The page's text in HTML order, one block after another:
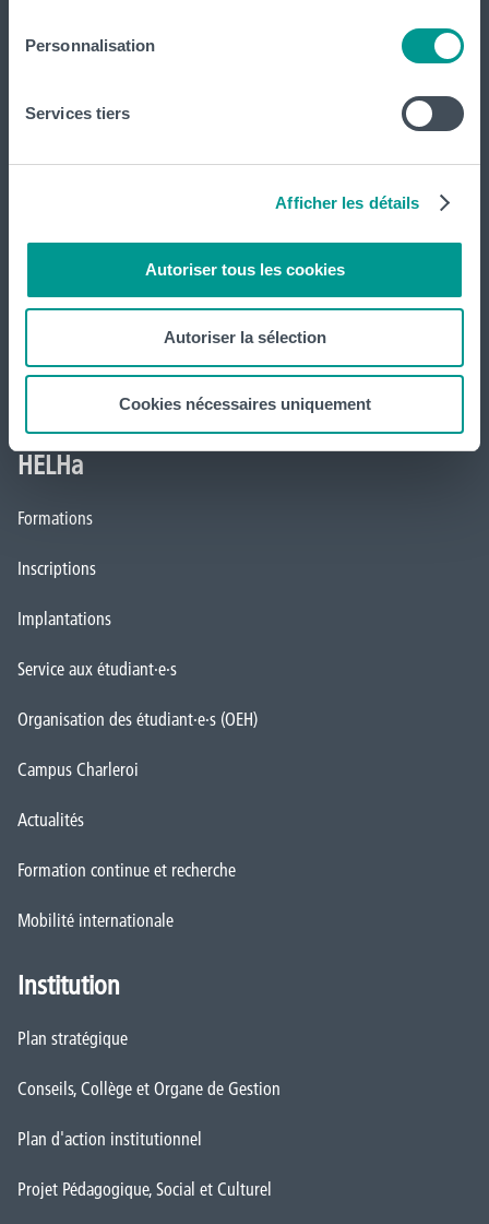
Personnalisation
Services tiers
Afficher les détails
Autoriser tous les cookies
Autoriser la sélection
Cookies nécessaires uniquement
La HELHa propose des études supérieures
professionnalisantes (du Bachelier au Master) : 65
Gosselies,La Louvière,Leuze-en-Hainaut,Louvain-la-Neuve,
Montignies-sur-Sambre,Mouscron
Tournai (Frinoise,Écorcherie,Quai des Salines).
Tout voir
HELHa
Formations
Inscriptions
Implantations
Service aux étudiant·e·s
Organisation des étudiant·e·s (OEH)
Campus Charleroi
Actualités
Formation continue et recherche
Mobilité internationale
Institution
Plan stratégique
Conseils, Collège et Organe de Gestion
Plan d'action institutionnel
Projet Pédagogique, Social et Culturel